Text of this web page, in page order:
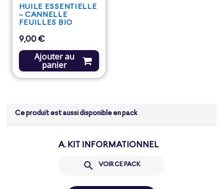
HUILE ESSENTIELLE
- CANNELLE
FEUILLES BIO
Prix
9,00 €
Ajouter au
panier
Ce produit est aussi disponible en pack
A. KIT INFORMATIONNEL
 VOIR CE PACK